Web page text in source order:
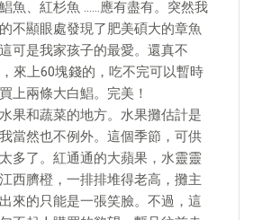
魚、紅杉魚 ……應有盡有。突然我
不顯眼處發現了肥美碩大的章魚
可是我家孩子的最愛。還真不
來上60塊錢的，吃不完可以暫時
上兩條大白鯧。完美！
果和蔬菜的地方。水果攤估計是
當然也不例外。這個季節，可供
多了。紅通通的大蘋果，水靈靈
西臍橙，一排排堆得老高，攤主
來的只能是一張笑臉。不過，這